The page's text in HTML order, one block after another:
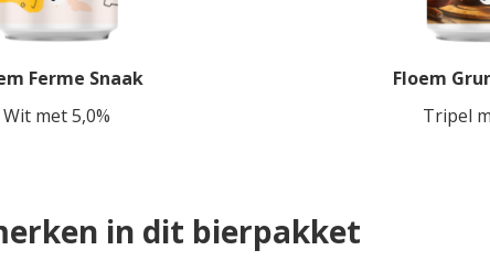
Ferme Snaak
Wit met 5,0%
Floem
Tripel
in dit bierpakket